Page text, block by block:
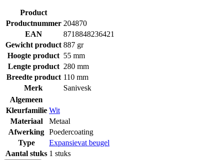
Product
Productnummer 204870
EAN
8718848236421
Gewicht product 887 gr
Hoogte product 55 mm
Lengte product 280 mm
Breedte product 110 mm
Merk
Sanivesk
Algemeen
Kleurfamilie Wit
Materiaal
Metaal
Afwerking Poedercoating
Type
Expansievat beugel
Aantal stuks 1 stuks